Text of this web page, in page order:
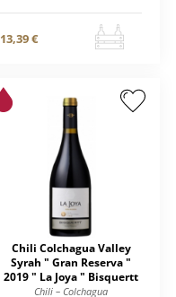
13,39 €
Chili Colchagua Valley
Syrah " Gran Reserva "
2019 " La Joya " Bisquertt
Chili – Colchagua